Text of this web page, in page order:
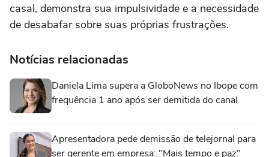
casal, demonstra sua impulsividade e a necessidade
de desabafar sobre suas próprias frustrações.
Notícias relacionadas
Daniela Lima supera a GloboNews no Ibope com
frequência 1 ano após ser demitida do canal
Apresentadora pede demissão de telejornal para
ser gerente em empresa: "Mais tempo e paz"